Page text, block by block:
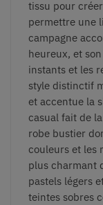
tissu pour
permettre une
campagne
heureux, et
instants et les
style distinctif
et accentue la
casual fait de
robe bustier
couleurs et les
plus charmant
pastels légers
teintes sobres